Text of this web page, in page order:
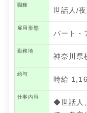
職種
世話人/
雇用形態
パート・
勤務地
神奈川
給与
時給
仕事内容
◆世話人